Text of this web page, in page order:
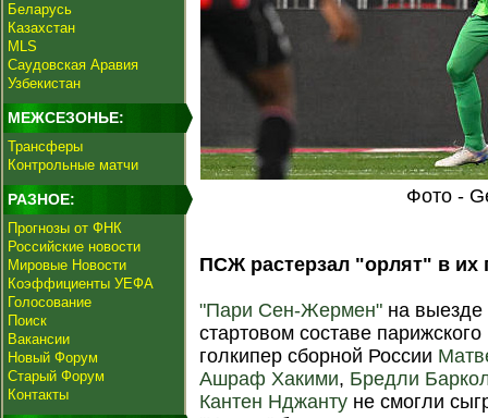
Беларусь
Казахстан
MLS
Саудовская Аравия
Узбекистан
МЕЖСЕЗОНЬЕ:
Трансферы
Контрольные матчи
РАЗНОЕ:
Прогнозы от ФНК
Российские новости
Мировые Новости
Коэффициенты УЕФА
Голосование
Поиск
Вакансии
Новый Форум
Старый Форум
Контакты
Фото -
ПСЖ растерзал "орлят" в их
"Пари Сен-Жермен" на
стартовом составе
голкипер сборной России
Ашраф Хакими, Бредли
Кантен Нджанту не смогли